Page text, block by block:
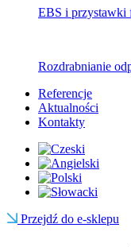
EBS i przystawki
Rozdrabnianie
Referencje
Aktualności
Kontakty
Przejdź do e-sklepu